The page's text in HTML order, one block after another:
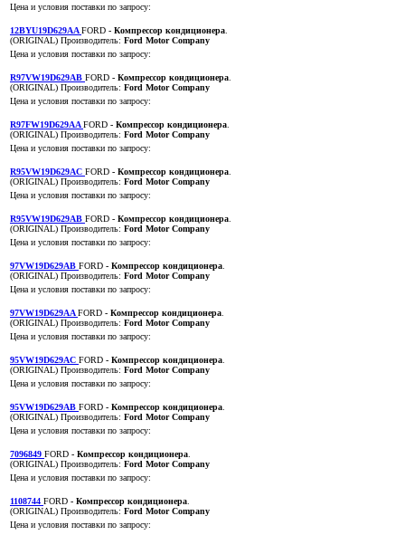
Цена и условия поставки по запросу:
12BYU19D629AAFORD - Компрессор кондиционера.
(ORIGINAL) Производитель: Ford Motor Company
Цена и условия поставки по запросу:
R97VW19D629AB FORD - Компрессор кондиционера.
(ORIGINAL) Производитель: Ford Motor Company
Цена и условия поставки по запросу:
R97FW19D629AAFORD - Компрессор кондиционера.
(ORIGINAL) Производитель: Ford Motor Company
Цена и условия поставки по запросу:
R95VW19D629AC FORD - Компрессор кондиционера.
(ORIGINAL) Производитель: Ford Motor Company
Цена и условия поставки по запросу:
R95VW19D629AB FORD - Компрессор кондиционера.
(ORIGINAL) Производитель: Ford Motor Company
Цена и условия поставки по запросу:
97VW19D629AB FORD - Компрессор кондиционера.
(ORIGINAL) Производитель: Ford Motor Company
Цена и условия поставки по запросу:
97VW19D629AAFORD - Компрессор кондиционера.
(ORIGINAL) Производитель: Ford Motor Company
Цена и условия поставки по запросу:
95VW19D629AC FORD - Компрессор кондиционера.
(ORIGINAL) Производитель: Ford Motor Company
Цена и условия поставки по запросу:
95VW19D629AB FORD - Компрессор кондиционера.
(ORIGINAL) Производитель: Ford Motor Company
Цена и условия поставки по запросу:
7096849 FORD - Компрессор кондиционера.
(ORIGINAL) Производитель: Ford Motor Company
Цена и условия поставки по запросу:
1108744 FORD - Компрессор кондиционера.
(ORIGINAL) Производитель: Ford Motor Company
Цена и условия поставки по запросу: